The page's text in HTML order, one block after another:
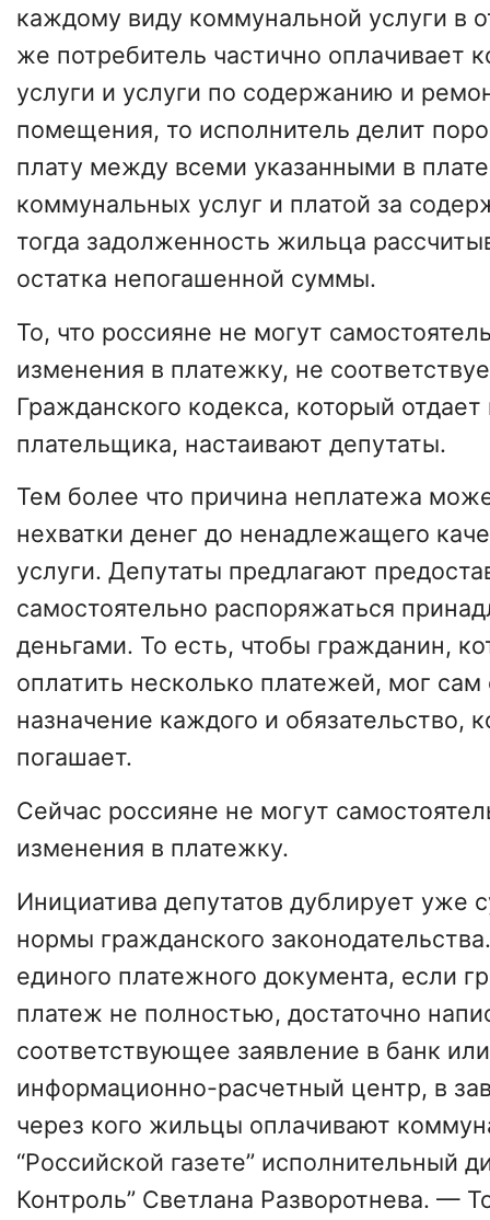
каждому виду коммунальной услуги в
же потребитель частично оплачивает
услуги и услуги по содержанию и
помещения, то исполнитель делит
плату между всеми указанными в
коммунальных услуг и платой за
тогда задолженность жильца
остатка непогашенной суммы.
То, что россияне не могут
изменения в платежку, не
Гражданского кодекса, который
плательщика, настаивают депутаты.
Тем более что причина неплатежа
нехватки денег до ненадлежащего
услуги. Депутаты предлагают
самостоятельно распоряжаться
деньгами. То есть, чтобы гражданин,
оплатить несколько платежей, мог сам
назначение каждого и обязательство,
погашает.
Сейчас россияне не могут
изменения в платежку.
Инициатива депутатов дублирует уже
нормы гражданского
единого платежного документа, если
платеж не полностью, достаточно
соответствующее заявление в банк
информационно-расчетный центр, в
через кого жильцы оплачивают
“Российской газете” исполнительный
Контроль” Светлана Разворотнева. —